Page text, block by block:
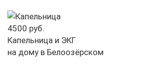
4500 руб.
Капельница и ЭКГ
на дому в Белоозёрском